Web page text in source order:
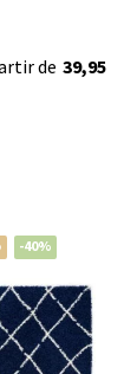
de 39,95
-40%